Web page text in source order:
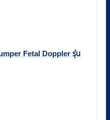
Fetal Doppler รุ่น